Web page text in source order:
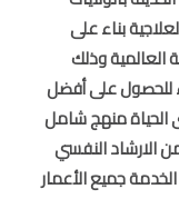
بناء على
العالمية وذلك
للحصول على أفضل
الحياة منهج شامل
الارشاد النفسي
جميع الأعمار